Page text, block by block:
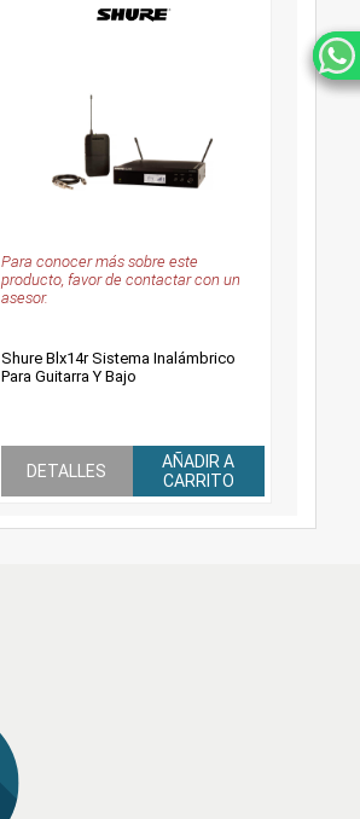
Para conocer más sobre este
producto, favor de contactar con un
asesor.
Shure Blx14r Sistema Inalámbrico
Para Guitarra Y Bajo
DETALLES
AÑADIR A
CARRITO